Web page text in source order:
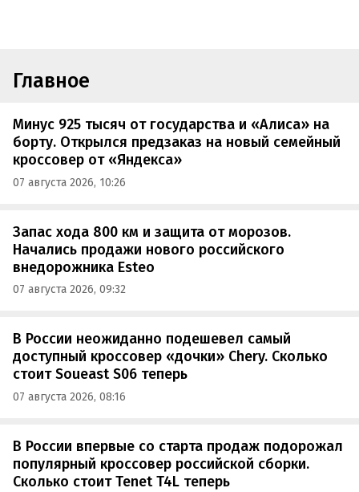
Главное
Минус 925 тысяч от государства и «Алиса» на
борту. Открылся предзаказ на новый семейный
кроссовер от «Яндекса»
07 августа 2026, 10:26
Запас хода 800 км и защита от морозов.
Начались продажи нового российского
внедорожника Esteo
07 августа 2026, 09:32
В России неожиданно подешевел самый
доступный кроссовер «дочки» Chery. Сколько
стоит Soueast S06 теперь
07 августа 2026, 08:16
В России впервые со старта продаж подорожал
популярный кроссовер российской сборки.
Сколько стоит Tenet T4L теперь